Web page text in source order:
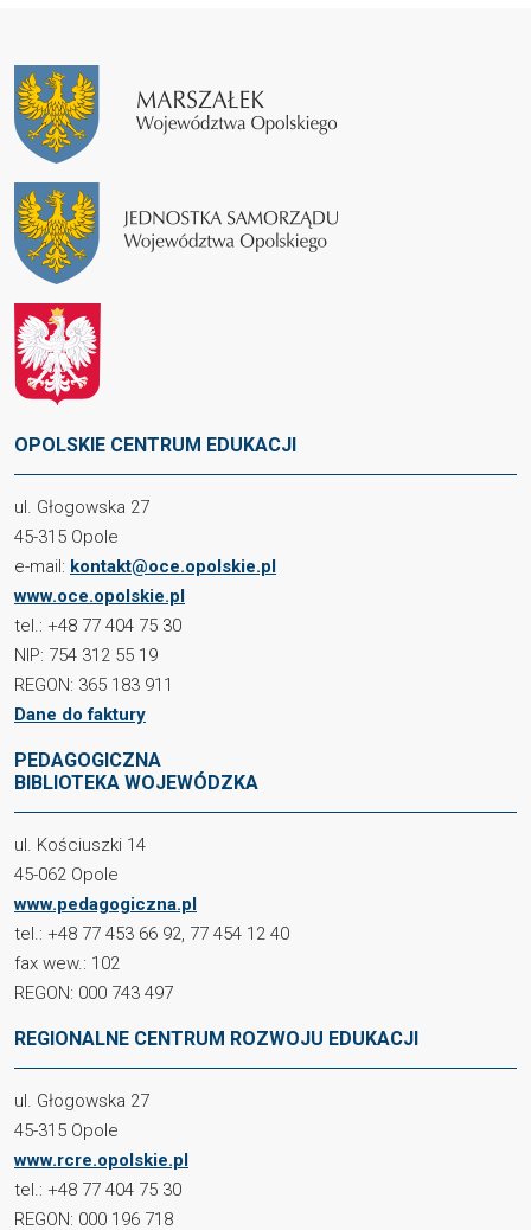
OPOLSKIE CENTRUM EDUKACJI
ul. Głogowska 27
45-315 Opole
e-mail: kontakt@oce.opolskie.pl
www.oce.opolskie.pl
tel.: +48 77 404 75 30
NIP: 754 312 55 19
REGON: 365 183 911
Dane do faktury
PEDAGOGICZNA
BIBLIOTEKA WOJEWÓDZKA
ul. Kościuszki 14
45-062 Opole
www.pedagogiczna.pl
tel.: +48 77 453 66 92, 77 454 12 40
fax wew.: 102
REGON: 000 743 497
REGIONALNE CENTRUM ROZWOJU EDUKACJI
ul. Głogowska 27
45-315 Opole
www.rcre.opolskie.pl
tel.: +48 77 404 75 30
REGON: 000 196 718